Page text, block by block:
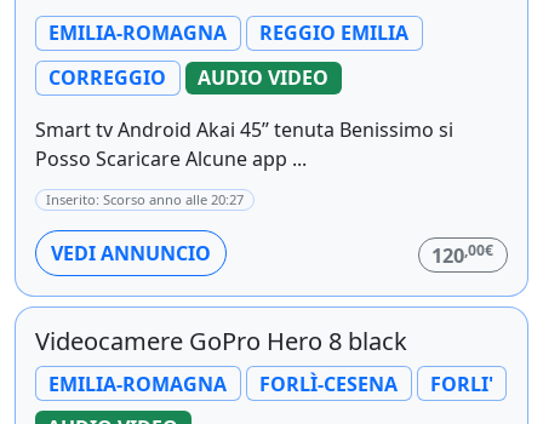
EMILIA-ROMAGNA
REGGIO EMILIA
CORREGGIO
AUDIO VIDEO
Smart tv Android Akai 45’’ tenuta Benissimo si
Posso Scaricare Alcune app ...
Inserito: Scorso anno alle 20:27
VEDI ANNUNCIO 120,00€
Videocamere GoPro Hero 8 black
EMILIA-ROMAGNA FORLÌ-CESENA
FORLI'